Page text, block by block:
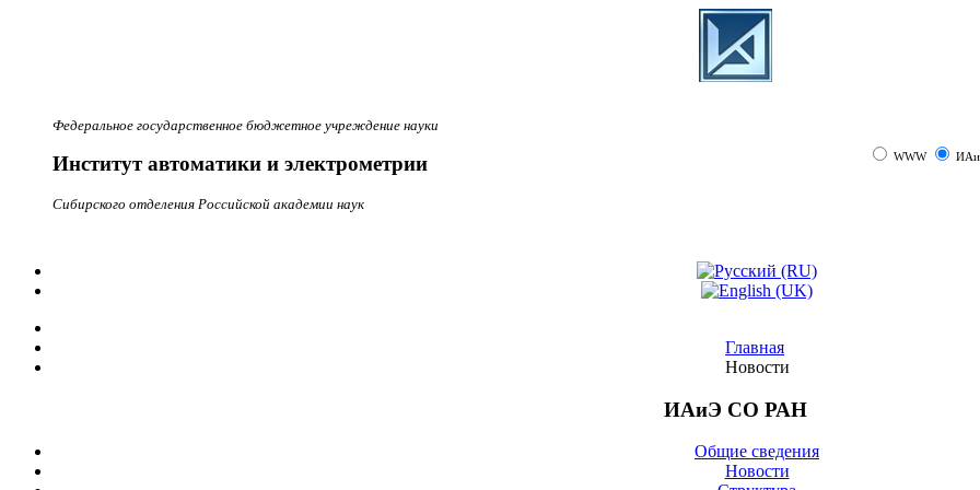
Федеральное государственное бюджетное учреждение науки
Институт автоматики и электрометрии
Сибирского отделения Российской академии наук
WWW
Главная
Новости
ИАиЭ СО РАН
Общие сведения
Новости